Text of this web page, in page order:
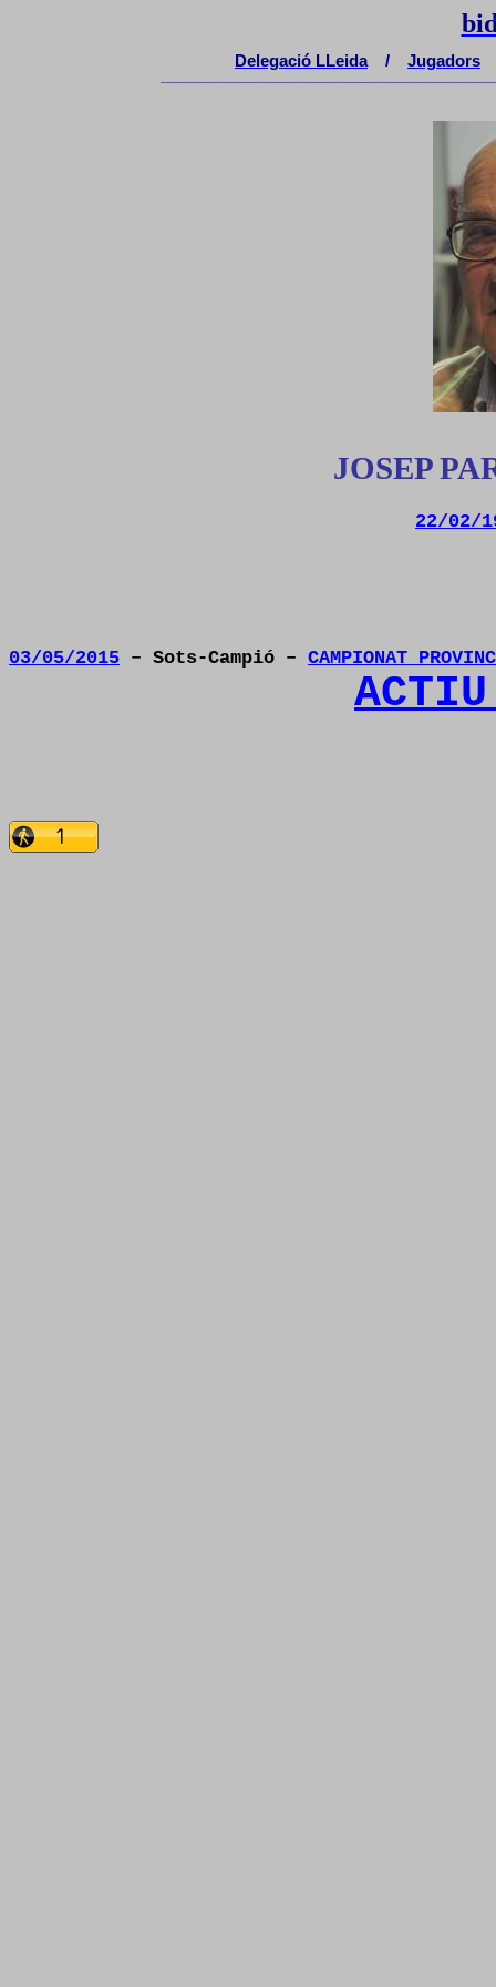
Delegació LLeida / Jugadors
JOSEP
22/02/
03/05/2015 – Sots-Campió – CAMPIONAT